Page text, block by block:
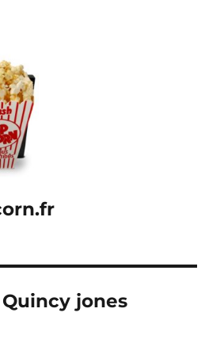
Quincy jones